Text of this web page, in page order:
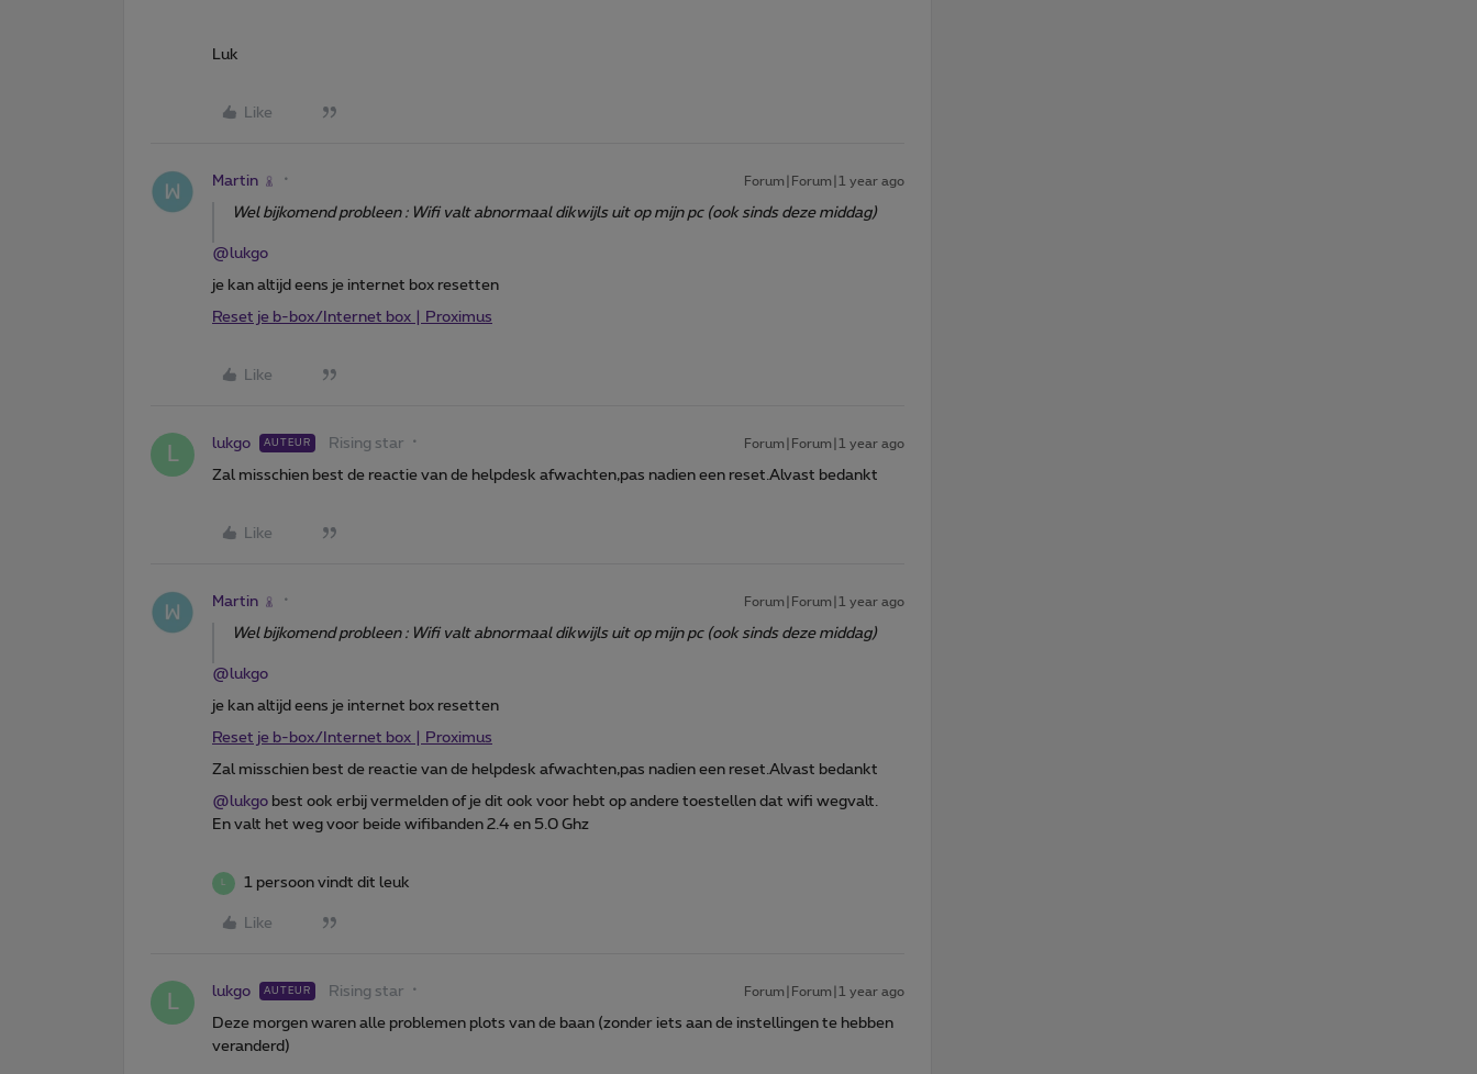
Luk
Like
Martin Forum|Forum|1 year ago
Wel bijkomend probleen : Wifi valt abnormaal dikwijls uit op mijn pc (ook sinds deze middag)
@lukgo
je kan altijd eens je internet box resetten
Reset je b-box/Internet box | Proximus
Like
L lukgo AUTEUR Rising star Forum|Forum|1 year ago
Zal misschien best de reactie van de helpdesk afwachten,pas nadien een reset.Alvast bedankt
Like
Martin Forum|Forum|1 year ago
Wel bijkomend probleen : Wifi valt abnormaal dikwijls uit op mijn pc (ook sinds deze middag)
@lukgo
je kan altijd eens je internet box resetten
Reset je b-box/Internet box | Proximus
Zal misschien best de reactie van de helpdesk afwachten,pas nadien een reset.Alvast bedankt
@lukgo best ook erbij vermelden of je dit ook voor hebt op andere toestellen dat wifi wegvalt.
En valt het weg voor beide wifibanden 2.4 en 5.0 Ghz
L 1 persoon vindt dit leuk
Like
L lukgo AUTEUR Rising star Forum|Forum|1 year ago
Deze morgen waren alle problemen plots van de baan (zonder iets aan de instellingen te hebben
veranderd)